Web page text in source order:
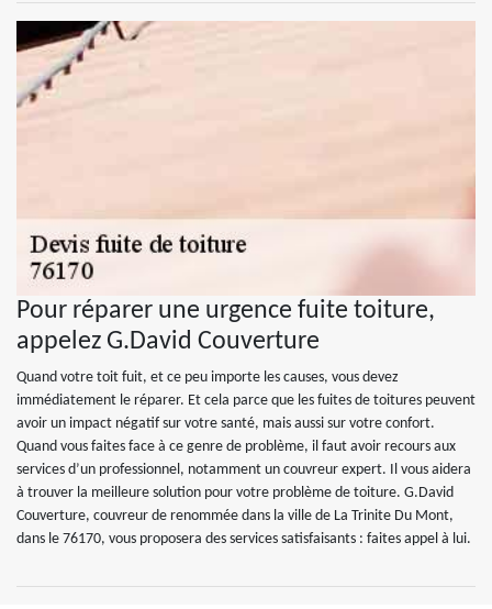
Pour réparer une urgence fuite toiture,
appelez G.David Couverture
Quand votre toit fuit, et ce peu importe les causes, vous devez
immédiatement le réparer. Et cela parce que les fuites de toitures peuvent
avoir un impact négatif sur votre santé, mais aussi sur votre confort.
Quand vous faites face à ce genre de problème, il faut avoir recours aux
services d’un professionnel, notamment un couvreur expert. Il vous aidera
à trouver la meilleure solution pour votre problème de toiture. G.David
Couverture, couvreur de renommée dans la ville de La Trinite Du Mont,
dans le 76170, vous proposera des services satisfaisants : faites appel à lui.